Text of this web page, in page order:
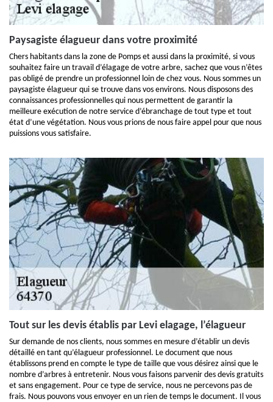
Paysagiste élagueur dans votre proximité
Chers habitants dans la zone de Pomps et aussi dans la proximité, si vous
souhaitez faire un travail d’élagage de votre arbre, sachez que vous n’êtes
pas obligé de prendre un professionnel loin de chez vous. Nous sommes un
paysagiste élagueur qui se trouve dans vos environs. Nous disposons des
connaissances professionnelles qui nous permettent de garantir la
meilleure exécution de notre service d’ébranchage de tout type et tout
état d’une végétation. Nous vous prions de nous faire appel pour que nous
puissions vous satisfaire.
Tout sur les devis établis par Levi elagage, l’élagueur
Sur demande de nos clients, nous sommes en mesure d’établir un devis
détaillé en tant qu’élagueur professionnel. Le document que nous
établissons prend en compte le type de taille que vous désirez ainsi que le
nombre d’arbres à entretenir. Nous vous faisons parvenir des devis gratuits
et sans engagement. Pour ce type de service, nous ne percevons pas de
frais. Nous pouvons vous envoyer en un rien de temps le document. Il vous